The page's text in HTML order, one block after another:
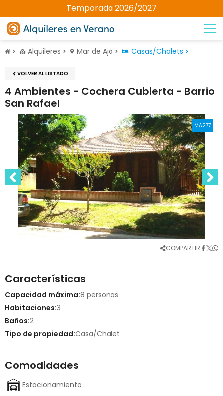
Temporada 2026/2027
Alquileres Mar de Ajó Casas/Chalets
VOLVER AL LISTADO
4 Ambientes - Cochera Cubierta - Barrio
San Rafael
MA277
COMPARTIR
Características
Capacidad máxima:8 personas
Habitaciones:3
Baños:2
Tipo de propiedad:Casa/Chalet
Comodidades
Estacionamiento